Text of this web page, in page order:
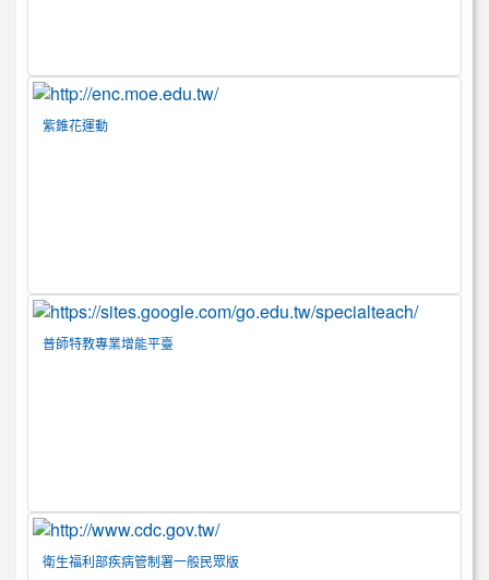
紫錐花運動
普師特教專業增能平臺
衛生福利部疾病管制署一般民眾版